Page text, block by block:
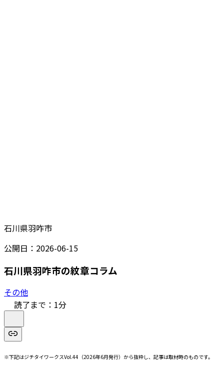
石川県羽咋市
公開日： 2026-06-15
石川県羽咋市の紋章コラム
その他
読了まで： 1分
※下記はジチタイワークスVol.44（2026年6月発行）から抜粋し、記事は取材時のものです。